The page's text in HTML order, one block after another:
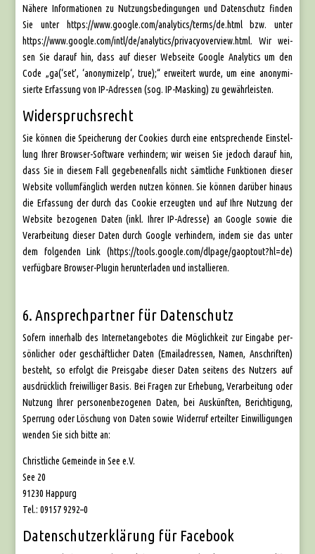
Nähe­re Infor­ma­tio­nen zu Nut­zungs­be­din­gun­gen und Daten­schutz fin­den
Sie unter https://www.google.com/analytics/terms/de.html bzw. unter
https://www.google.com/intl/de/analytics/privacyoverview.html. Wir wei­
sen Sie dar­auf hin, dass auf die­ser Web­sei­te Goog­le Ana­ly­tics um den
Code „ga(‘set’, ‘anony­mi­zeIp‘, true);“ erwei­tert wur­de, um eine anony­mi­
sier­te Erfas­sung von IP-Adres­sen (sog. IP-Mas­king) zu gewähr­leis­ten.
Widerspruchsrecht
Sie kön­nen die Spei­che­rung der Coo­kies durch eine ent­spre­chen­de Ein­stel­
lung Ihrer Brow­ser-Soft­ware ver­hin­dern; wir wei­sen Sie jedoch dar­auf hin,
dass Sie in die­sem Fall gege­be­nen­falls nicht sämt­li­che Funk­tio­nen die­ser
Web­site voll­um­fäng­lich wer­den nut­zen kön­nen. Sie kön­nen dar­über hin­aus
die Erfas­sung der durch das Coo­kie erzeug­ten und auf Ihre Nut­zung der
Web­site bezo­ge­nen Daten (inkl. Ihrer IP-Adres­se) an Goog­le sowie die
Ver­ar­bei­tung die­ser Daten durch Goog­le ver­hin­dern, indem sie das unter
dem fol­gen­den Link (https://tools.google.com/dlpage/gaoptout?hl=de)
ver­füg­ba­re Brow­ser-Plug­in her­un­ter­la­den und instal­lie­ren.
6. Ansprechpartner für Datenschutz
Sofern inner­halb des Inter­net­an­ge­bo­tes die Mög­lich­keit zur Ein­ga­be per­
sön­li­cher oder geschäft­li­cher Daten (Email­adres­sen, Namen, Anschrif­ten)
besteht, so erfolgt die Preis­ga­be die­ser Daten sei­tens des Nut­zers auf
aus­drück­lich frei­wil­li­ger Basis. Bei Fra­gen zur Erhe­bung, Ver­ar­bei­tung oder
Nut­zung Ihrer per­so­nen­be­zo­ge­nen Daten, bei Aus­künf­ten, Berich­ti­gung,
Sper­rung oder Löschung von Daten sowie Wider­ruf erteil­ter Ein­wil­li­gun­gen
wen­den Sie sich bit­te an:
Christ­li­che Gemein­de in See e.V.
See 20
91230 Hap­purg
Tel.: 09157 9292–0
Datenschutzerklärung für Facebook